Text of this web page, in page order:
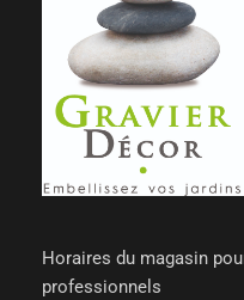
Horaires du magasin
professionnels